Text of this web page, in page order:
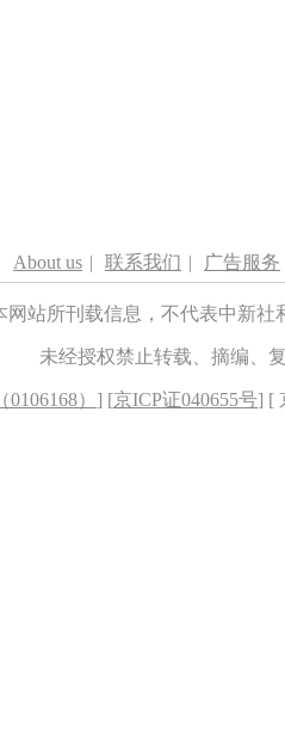
About us | 联系我们 | 广告服务
网站所刊载信息，不代表中新
未经授权禁止转载、摘编、
） ] [京ICP证040655号] [